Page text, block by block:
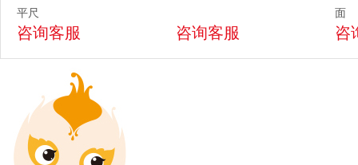
平尺
咨询客服 咨询客服
面
咨